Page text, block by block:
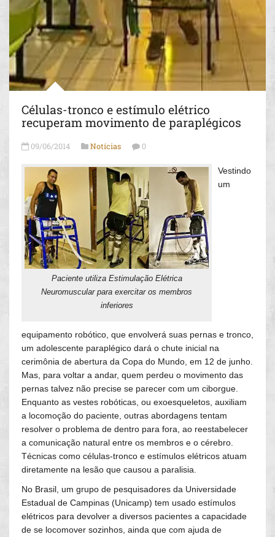
Células-tronco e estímulo elétrico
recuperam movimento de paraplégicos
09/06/2014 Notícias 0
Paciente utiliza Estimulação Elétrica
Neuromuscular para exercitar os membros
inferiores
Vestindo
um
equipamento robótico, que envolverá suas pernas e tronco,
um adolescente paraplégico dará o chute inicial na
cerimônia de abertura da Copa do Mundo, em 12 de junho.
Mas, para voltar a andar, quem perdeu o movimento das
pernas talvez não precise se parecer com um ciborgue.
Enquanto as vestes robóticas, ou exoesqueletos, auxiliam
a locomoção do paciente, outras abordagens tentam
resolver o problema de dentro para fora, ao reestabelecer
a comunicação natural entre os membros e o cérebro.
Técnicas como células-tronco e estímulos elétricos atuam
diretamente na lesão que causou a paralisia.
No Brasil, um grupo de pesquisadores da Universidade
Estadual de Campinas (Unicamp) tem usado estímulos
elétricos para devolver a diversos pacientes a capacidade
de se locomover sozinhos, ainda que com ajuda de